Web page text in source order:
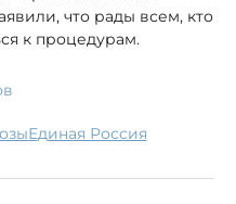
что рады всем, кто
к процедурам.
Единая Россия